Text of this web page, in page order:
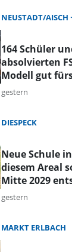
NEUSTADT/AISCH
164 Schüler
absolvierten
Modell gut
gestern
DIESPECK
Neue Schule
diesem Areal
Mitte 2029
gestern
MARKT ERLBACH